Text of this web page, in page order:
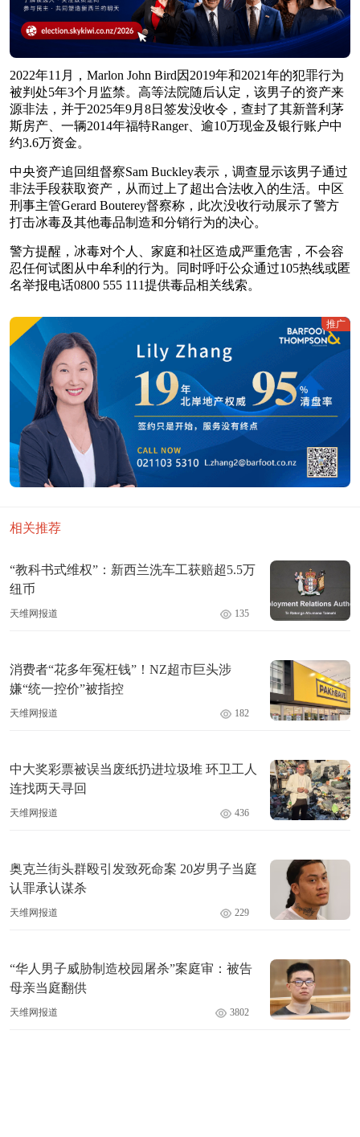
2022年11月，Marlon John Bird因2019年和2021年的犯罪行为
被判处5年3个月监禁。高等法院随后认定，该男子的资产来
源非法，并于2025年9月8日签发没收令，查封了其新普利茅
斯房产、一辆2014年福特Ranger、逾10万现金及银行账户中
约3.6万资金。
中央资产追回组督察Sam Buckley表示，调查显示该男子通过
非法手段获取资产，从而过上了超出合法收入的生活。中区
刑事主管Gerard Bouterey督察称，此次没收行动展示了警方
打击冰毒及其他毒品制造和分销行为的决心。
警方提醒，冰毒对个人、家庭和社区造成严重危害，不会容
忍任何试图从中牟利的行为。同时呼吁公众通过105热线或匿
名举报电话0800 555 111提供毒品相关线索。
推广
相关推荐
“教科书式维权”：新西兰洗车工获赔超5.5万
纽币
天维网报道 135
消费者“花多年冤枉钱”！NZ超市巨头涉
嫌“统一控价”被指控
天维网报道 182
中大奖彩票被误当废纸扔进垃圾堆 环卫工人
连找两天寻回
天维网报道 436
奥克兰街头群殴引发致死命案 20岁男子当庭
认罪承认谋杀
天维网报道 229
“华人男子威胁制造校园屠杀”案庭审：被告
母亲当庭翻供
天维网报道 3802